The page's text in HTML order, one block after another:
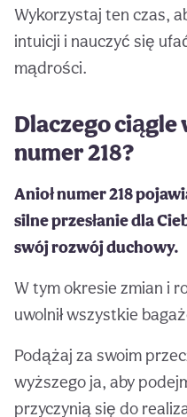
Wykorzystaj ten czas,
intuicji i nauczyć się
mądrości.
Dlaczego ciągle
numer 218?
Anioł numer 218
silne przesłanie dla
swój rozwój duchowy.
W tym okresie zmian i
uwolnił wszystkie
Podążaj za swoim
wyższego ja, aby
przyczynią się do